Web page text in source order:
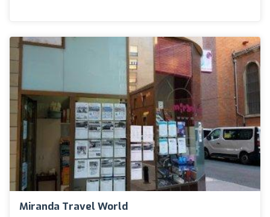
Miranda Travel World